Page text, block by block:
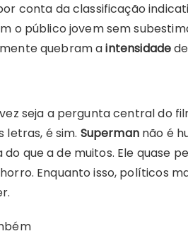
conta da classificação
o público jovem sem
quebram aintensidade
seja a pergunta central do
letras, é sim. Superman não é
do que a de muitos. Ele quase
Enquanto isso, políticos